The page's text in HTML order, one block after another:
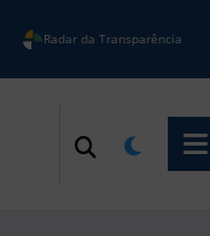
Radar da Transparência